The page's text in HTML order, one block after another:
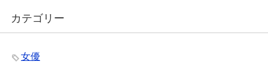
カテゴリー
女優